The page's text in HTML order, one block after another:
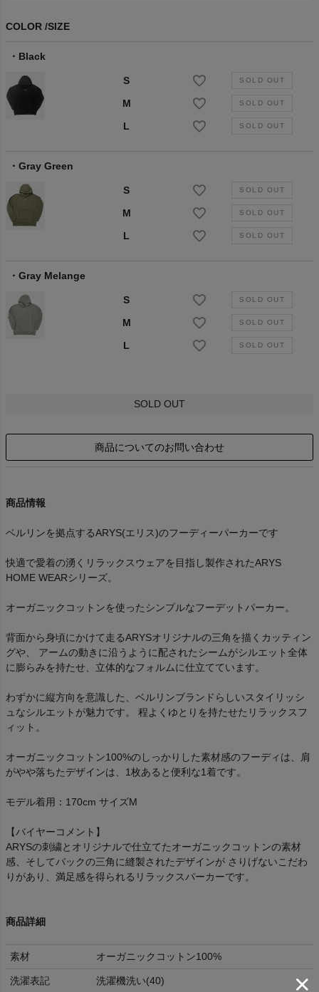
COLOR SIZE
Black
S
M
L
Gray Green
S
M
L
Gray Melange
S
M
L
SOLD OUT
商品についてのお問い合わせ
商品情報
ベルリンを拠点するARYS(エリス)のフーディーパーカーです
快適で愛着の湧くリラックスウェアを目指し製作されたARYS
HOME WEARシリーズ。
オーガニックコットンを使ったシンプルなフーデットパーカー。
背面から身頃にかけて走るARYSオリジナルの三角を描くカッティン
グや、 アームの動きに沿うように配されたシームがシルエット全体
に膨らみを持たせ、立体的なフォルムに仕立てています。
わずかに縦方向を意識した、ベルリンブランドらしいスタイリッシ
ュなシルエットが魅力です。 程よくゆとりを持たせたリラックスフ
ィット。
オーガニックコットン100%のしっかりした素材感のフーディは、肩
がやや落ちたデザインは、1枚あると便利な1着です。
モデル着用：170cm サイズM
【バイヤーコメント】
ARYSの刺繍とオリジナルで仕立てたオーガニックコットンの素材
感、そしてバックの三角に縫製されたデザインが さりげないこだわ
りがあり、満足感を得られるリラックスパーカーです。
商品詳細
素材 オーガニックコットン100%
洗濯表記 洗濯機洗い(40)